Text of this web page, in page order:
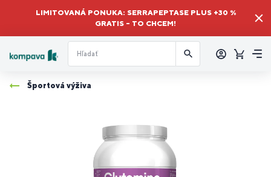
LIMITOVANÁ PONUKA: SERRAPEPTASE PLUS +30 %
GRATIS – TO CHCEM!
sa
Košík
Športová výživa